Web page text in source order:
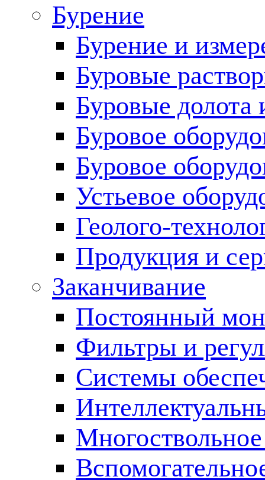
Бурение
Бурение и
Буровые
Буровые долота
Буровое
Буровое
Устьевое
Геолого-
Продукция и
Заканчивание
Постоянный
Фильтры и
Cистемы